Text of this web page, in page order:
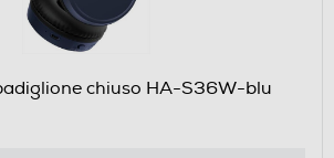
chiuso HA-S36W-blu